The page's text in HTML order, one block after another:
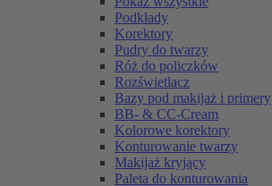
Podkłady
Korektory
Pudry do twarzy
Róż do policzków
Rozświetlacz
Bazy pod makijaż i primery
BB- & CC-Cream
Kolorowe korektory
Konturowanie twarzy
Makijaż kryjący
Paleta do konturowania